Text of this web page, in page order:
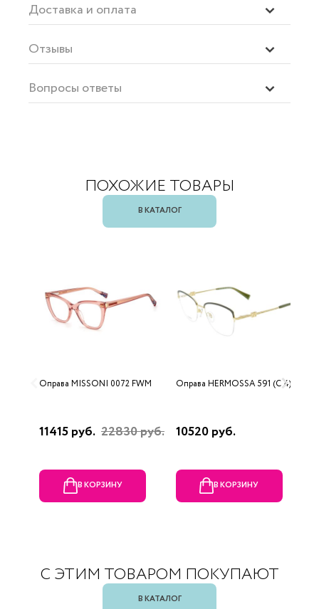
Доставка и оплата
Отзывы
Вопросы ответы
ПОХОЖИЕ ТОВАРЫ
В КАТАЛОГ
Оправа MISSONI 0072 FWM
11415 руб. 22830 руб.
В КОРЗИНУ
Оправа HERMOSSA 591 (C 4)
10520 руб.
В КОРЗИНУ
С ЭТИМ ТОВАРОМ ПОКУПАЮТ
В КАТАЛОГ